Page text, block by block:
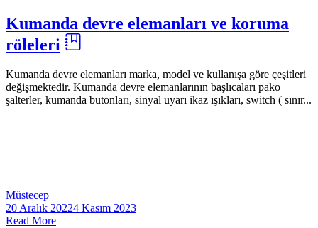
Kumanda devre elemanları ve koruma
röleleri
Kumanda devre elemanları marka, model ve kullanışa göre çeşitleri
değişmektedir. Kumanda devre elemanlarının başlıcaları pako
şalterler, kumanda butonları, sinyal uyarı ikaz ışıkları, switch ( sınır...
Müstecep
20 Aralık 20224 Kasım 2023
Read More